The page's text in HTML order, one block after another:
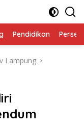
Pendidikan
Lampung